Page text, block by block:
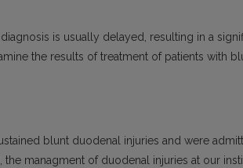
is usually delayed, resulting in a
the results of treatment of patients with
blunt duodenal injuries and were
managment of duodenal injuries at our